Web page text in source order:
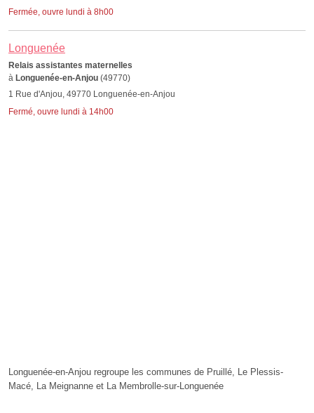
Fermée, ouvre lundi à 8h00
Longuenée
Relais assistantes maternelles
à Longuenée-en-Anjou (49770)
1 Rue d'Anjou, 49770 Longuenée-en-Anjou
Fermé, ouvre lundi à 14h00
Longuenée-en-Anjou regroupe les communes de Pruillé, Le Plessis-
Macé, La Meignanne et La Membrolle-sur-Longuenée